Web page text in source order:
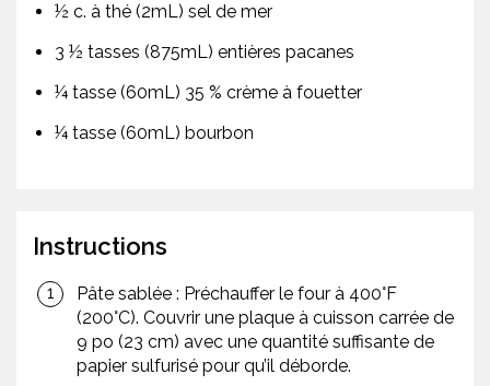
½ c. à thé (2mL) sel de mer
3 ½ tasses (875mL) entières pacanes
¼ tasse (60mL) 35 % crème à fouetter
¼ tasse (60mL) bourbon
Instructions
Pâte sablée : Préchauffer le four à 400°F
(200°C). Couvrir une plaque à cuisson carrée de
9 po (23 cm) avec une quantité suffisante de
papier sulfurisé pour qu’il déborde.